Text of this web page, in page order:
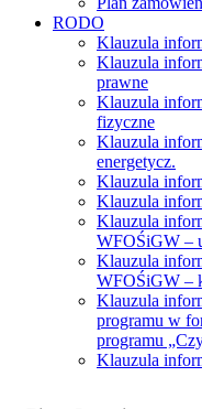
RODO
Klauzula
Klauzula
prawne
Klauzula
fizyczne
Klauzula
energetycz.
Klauzula
Klauzula
Klauzula
WFOŚiGW –
Klauzula
WFOŚiGW –
Klauzula
programu w
programu
Klauzula